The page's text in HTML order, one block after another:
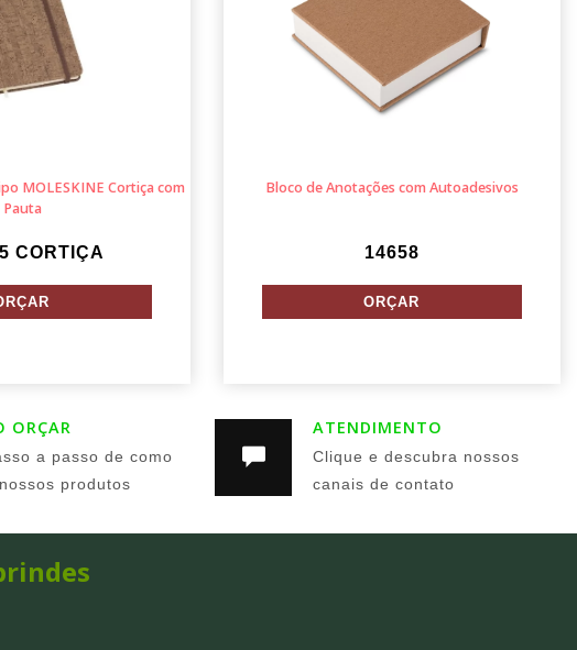
MOLESKINE Cortiça com
Pauta
CORTIÇA
Bloco de Anotações com Autoadesivos
14658
ORÇAR
a passo de como
produtos
ATENDIMENTO
Clique e descubra nossos
canais de contato